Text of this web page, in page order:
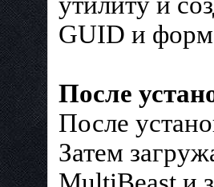
GUID и
После
После
Затем